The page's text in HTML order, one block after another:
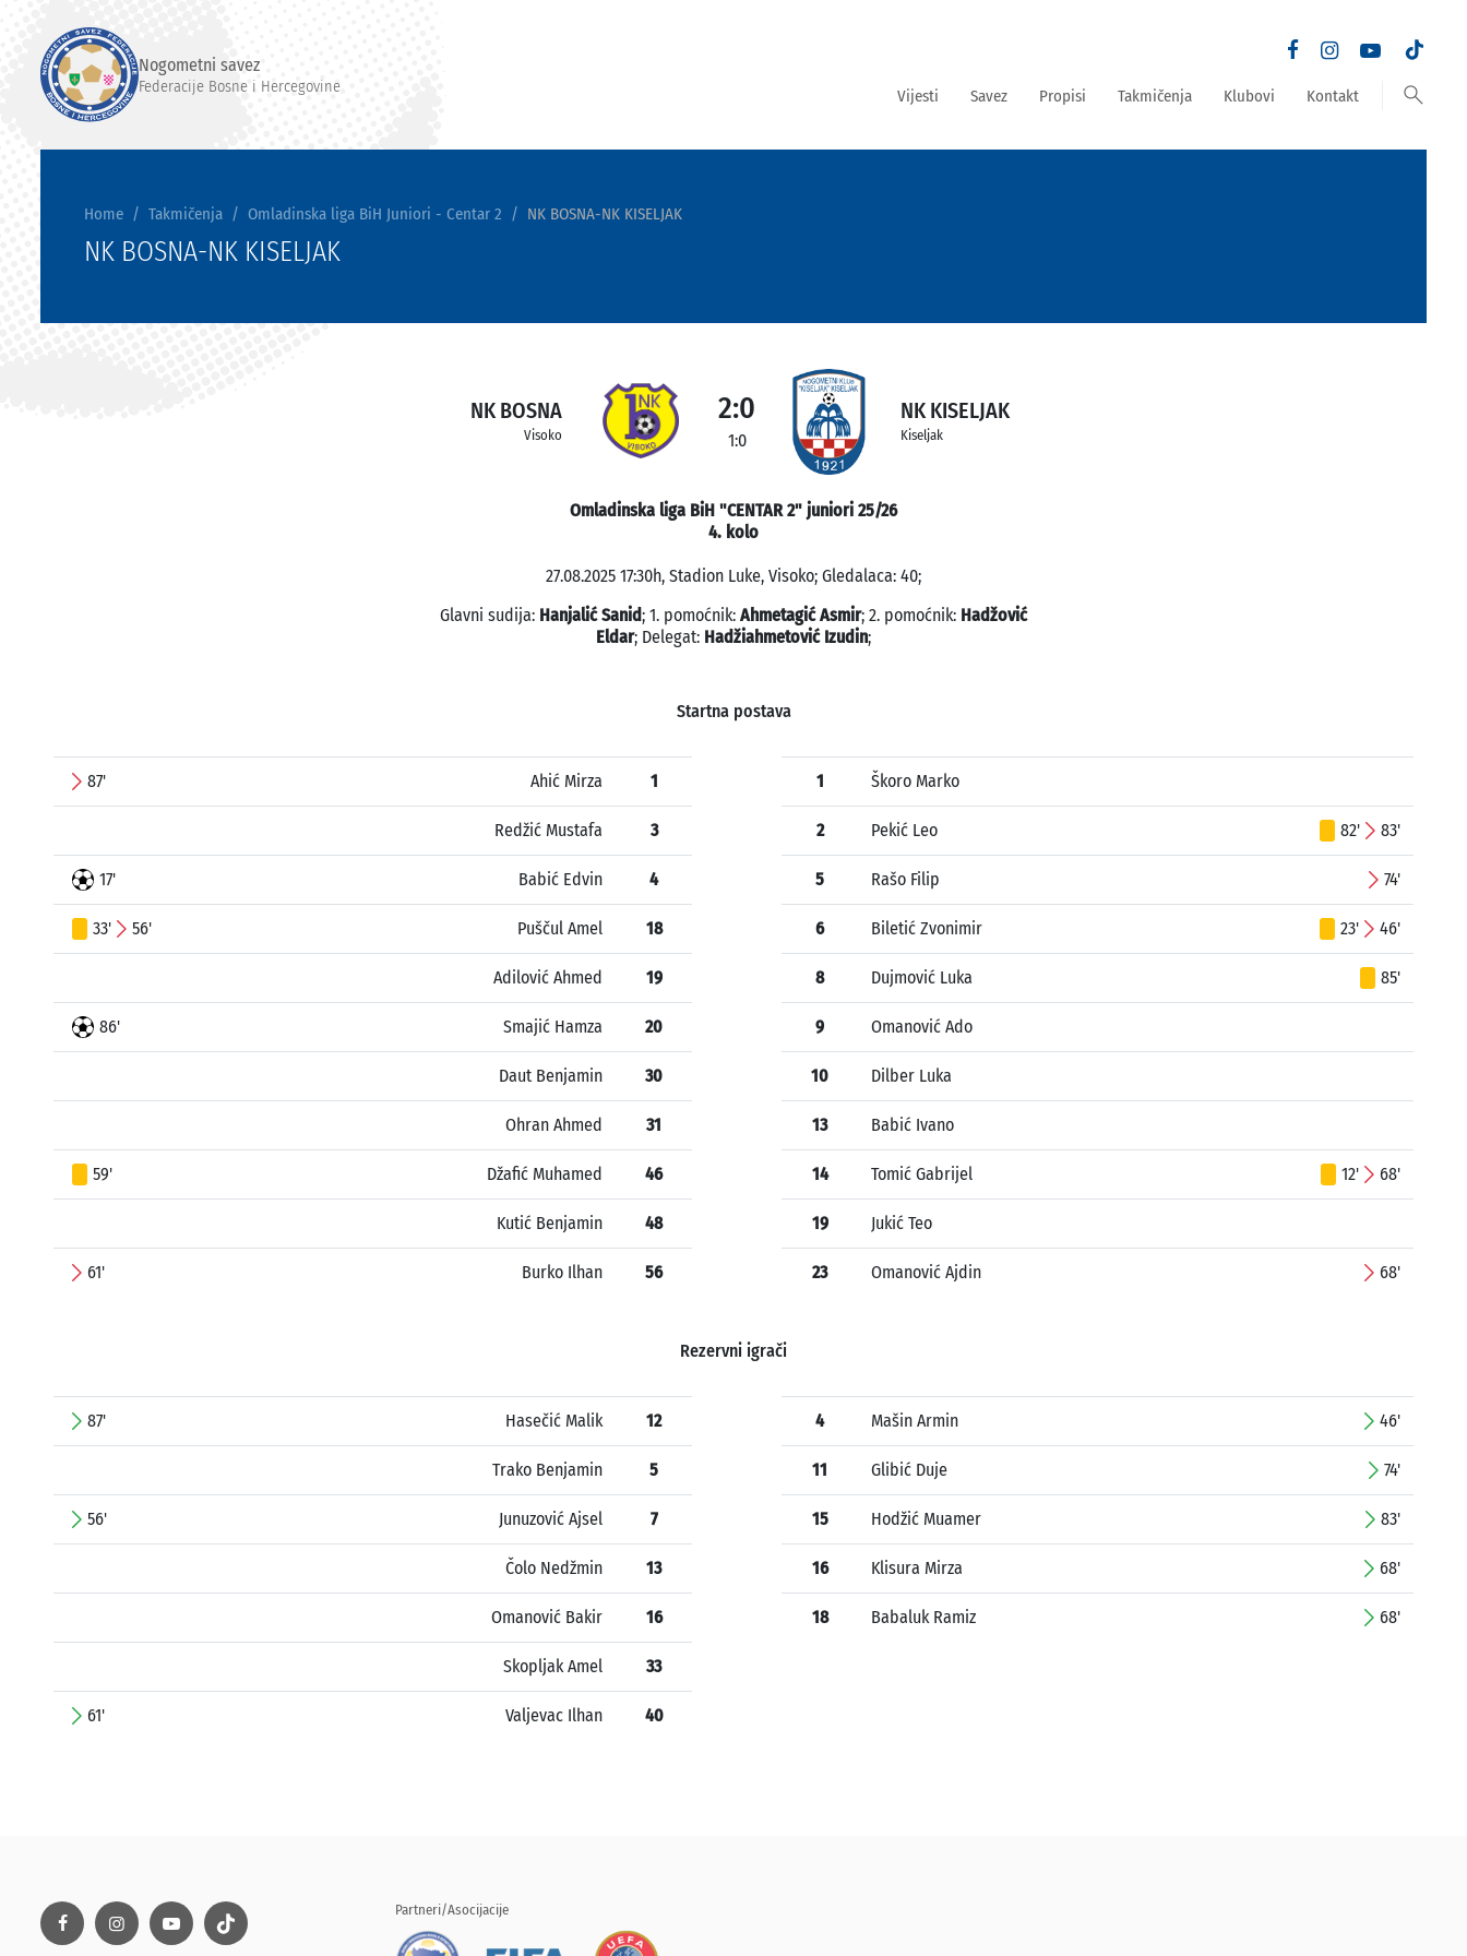
Nogometni savez
Federacije Bosne i Hercegovine Vijesti Savez Propisi Takmičenja Klubovi Kontakt search
Home Takmičenja Omladinska liga BiH Juniori - Centar 2 NK BOSNA-NK KISELJAK
NK BOSNA-NK KISELJAK
NK BOSNA
Visoko
2:0
1:0
NK KISELJAK
Kiseljak
Omladinska liga BiH "CENTAR 2" juniori 25/26
4. kolo
27.08.2025 17:30h, Stadion Luke, Visoko; Gledalaca: 40;
Glavni sudija: Hanjalić Sanid; 1. pomoćnik: Ahmetagić Asmir; 2. pomoćnik: Hadžović
Eldar; Delegat: Hadžiahmetović Izudin;
Startna postava
87' Ahić Mirza 1
Redžić Mustafa 3
17' Babić Edvin 4
33' 56' Puščul Amel 18
Adilović Ahmed 19
86' Smajić Hamza 20
Daut Benjamin 30
Ohran Ahmed 31
59' Džafić Muhamed 46
Kutić Benjamin 48
61' Burko Ilhan 56
1 Škoro Marko
2 Pekić Leo 82' 83'
5 Rašo Filip 74'
6 Biletić Zvonimir 23' 46'
8 Dujmović Luka 85'
9 Omanović Ado
10 Dilber Luka
13 Babić Ivano
14 Tomić Gabrijel 12' 68'
19 Jukić Teo
23 Omanović Ajdin 68'
Rezervni igrači
87' Hasečić Malik 12
Trako Benjamin 5
56' Junuzović Ajsel 7
Čolo Nedžmin 13
Omanović Bakir 16
Skopljak Amel 33
61' Valjevac Ilhan 40
4 Mašin Armin 46'
11 Glibić Duje 74'
15 Hodžić Muamer 83'
16 Klisura Mirza 68'
18 Babaluk Ramiz 68'
Partneri/Asocijacije